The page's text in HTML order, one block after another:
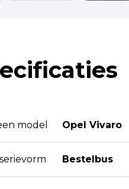
model Opel Vivaro
Bestelbus